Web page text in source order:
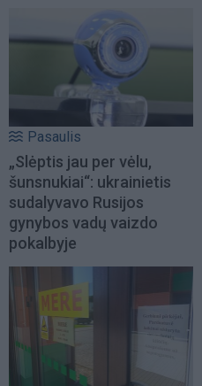
Pasaulis
„Slėptis jau per vėlu,
šunsnukiai“: ukrainietis
sudalyvavo Rusijos
gynybos vadų vaizdo
pokalbyje